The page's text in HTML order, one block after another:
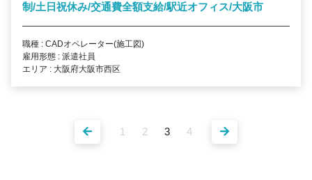
制/土日祝休み/交通費全額支給/駅近オフィス/大阪市
職種 : CADオペレーター(施工図)
雇用形態 : 派遣社員
エリア : 大阪府大阪市西区
1 2 3 4